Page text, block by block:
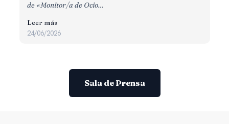
de «Monitor/a de Ocio…
Leer más
24/06/2026
Sala de Prensa